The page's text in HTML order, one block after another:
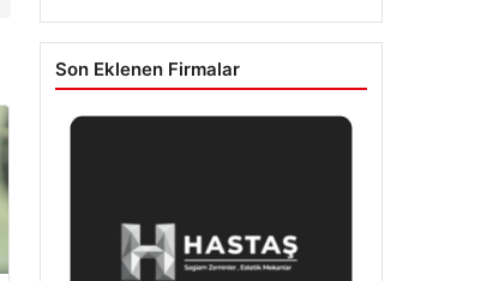
Son Eklenen Firmalar